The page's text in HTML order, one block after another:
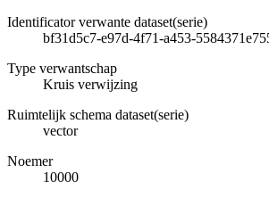
Identificator verwante dataset(serie)
bf31d5c7-e97d-4f71-a453-
Type verwantschap
Kruis verwijzing
Ruimtelijk schema dataset(serie)
vector
Noemer
10000